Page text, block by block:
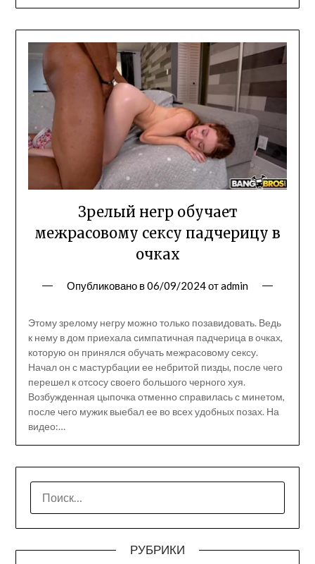
Зрелый негр обучает
межрасовому сексу падчерицу в
очках
Опубликовано в06/09/2024отadmin
Этому зрелому негру можно только позавидовать. Ведь
к нему в дом приехала симпатичная падчерица в очках,
которую он принялся обучать межрасовому сексу.
Начал он с мастурбации ее небритой пизды, после чего
перешел к отсосу своего большого черного хуя.
Возбужденная цыпочка отменно справилась с минетом,
после чего мужик выебал ее во всех удобных позах. На
видео:…
РУБРИКИ